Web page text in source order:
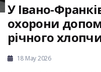
У Івано-
охорони
річного
18 May 2026